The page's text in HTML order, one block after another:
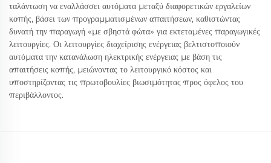
ταλάντωση να εναλλάσσει αυτόματα μεταξύ διαφορετικών εργαλείων
κοπής, βάσει των προγραμματισμένων απαιτήσεων, καθιστώντας
δυνατή την παραγωγή «με σβηστά φώτα» για εκτεταμένες παραγωγικές
λειτουργίες. Οι λειτουργίες διαχείρισης ενέργειας βελτιστοποιούν
αυτόματα την κατανάλωση ηλεκτρικής ενέργειας με βάση τις
απαιτήσεις κοπής, μειώνοντας το λειτουργικό κόστος και
υποστηρίζοντας τις πρωτοβουλίες βιωσιμότητας προς όφελος του
περιβάλλοντος.